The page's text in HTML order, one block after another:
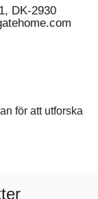
DK-2930
för att utforska